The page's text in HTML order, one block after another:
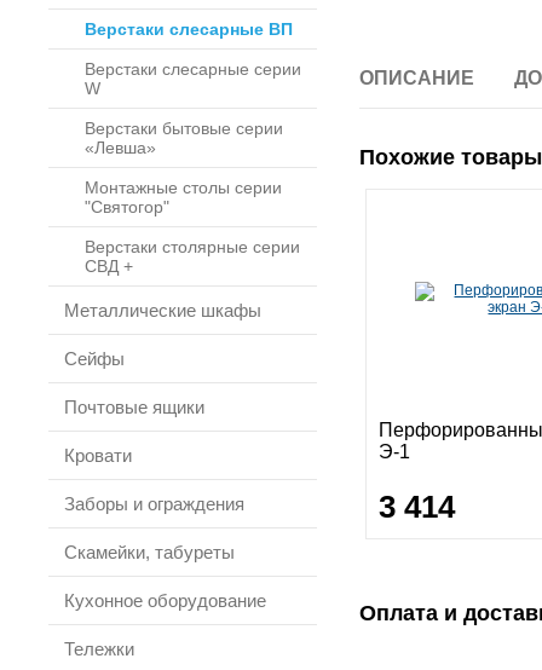
Верстаки слесарные ВП
Верстаки слесарные серии
W
Верстаки бытовые серии
«Левша»
Монтажные столы серии
"Святогор"
Верстаки столярные серии
СВД +
Металлические шкафы
Сейфы
Почтовые ящики
Кровати
Заборы и ограждения
Скамейки, табуреты
Кухонное оборудование
Тележки
ОПИСАНИЕ
Похожие
Э-1
3 414
Оплата и